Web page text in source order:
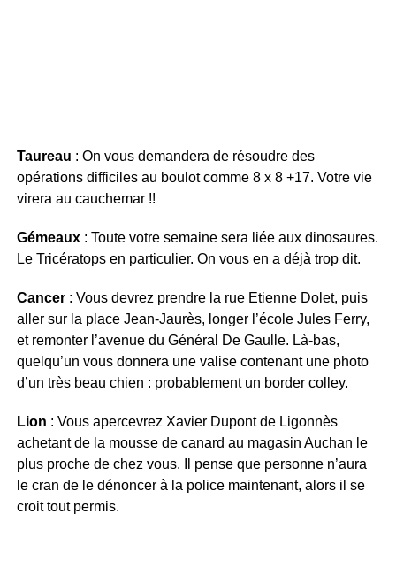
Taureau : On vous demandera de résoudre des
opérations difficiles au boulot comme 8 x 8 +17. Votre vie
virera au cauchemar !!
Gémeaux: Toute votre semaine sera liée aux dinosaures.
Le Tricératops en particulier. On vous en a déjà trop dit.
Cancer: Vous devrez prendre la rue Etienne Dolet, puis
aller sur la place Jean-Jaurès, longer l’école Jules Ferry,
et remonter l’avenue du Général De Gaulle. Là-bas,
quelqu’un vous donnera une valise contenant une photo
d’un très beau chien : probablement un border colley.
Lion : Vous apercevrez Xavier Dupont de Ligonnès
achetant de la mousse de canard au magasin Auchan le
plus proche de chez vous. Il pense que personne n’aura
le cran de le dénoncer à la police maintenant, alors il se
croit tout permis.